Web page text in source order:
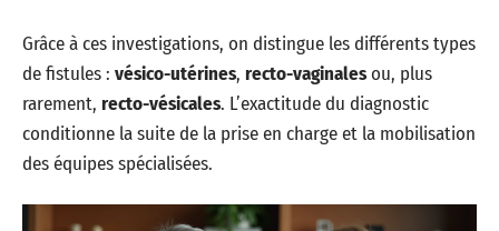
Grâce à ces investigations, on distingue les différents types
de fistules : vésico-utérines, recto-vaginalesou, plus
rarement, recto-vésicales. L’exactitude du diagnostic
conditionne la suite de la prise en charge et la mobilisation
des équipes spécialisées.